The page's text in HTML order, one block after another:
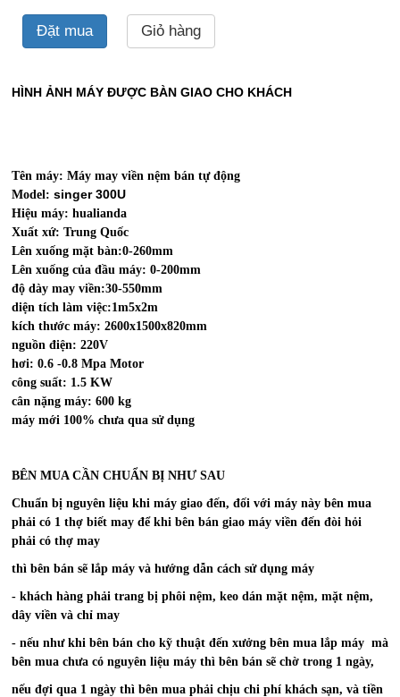
Đặt mua Giỏ hàng
HÌNH ẢNH MÁY ĐƯỢC BÀN GIAO CHO KHÁCH
Tên máy: Máy may viền nệm bán tự động
Model: singer 300U
Hiệu máy: hualianda
Xuất xứ: Trung Quốc
Lên xuống mặt bàn:0-260mm
Lên xuống của đầu máy: 0-200mm
độ dày may viền:30-550mm
diện tích làm việc:1m5x2m
kích thước máy: 2600x1500x820mm
nguồn điện: 220V
hơi: 0.6 -0.8 Mpa Motor
công suất: 1.5 KW
cân nặng máy: 600 kg
máy mới 100% chưa qua sử dụng
BÊN MUA CẦN CHUẨN BỊ NHƯ SAU
Chuẩn bị nguyên liệu khi máy giao đến, đối với máy này bên mua
phải có 1 thợ biết may để khi bên bán giao máy viền đến đòi hỏi
phải có thợ may
thì bên bán sẽ lắp máy và hướng dẫn cách sử dụng máy
- khách hàng phải trang bị phôi nệm, keo dán mặt nệm, mặt nệm,
dây viền và chỉ may
- nếu như khi bên bán cho kỹ thuật đến xưởng bên mua lắp máy mà
bên mua chưa có nguyên liệu máy thì bên bán sẽ chờ trong 1 ngày,
nếu đợi qua 1 ngày thì bên mua phải chịu chi phí khách sạn, và tiền